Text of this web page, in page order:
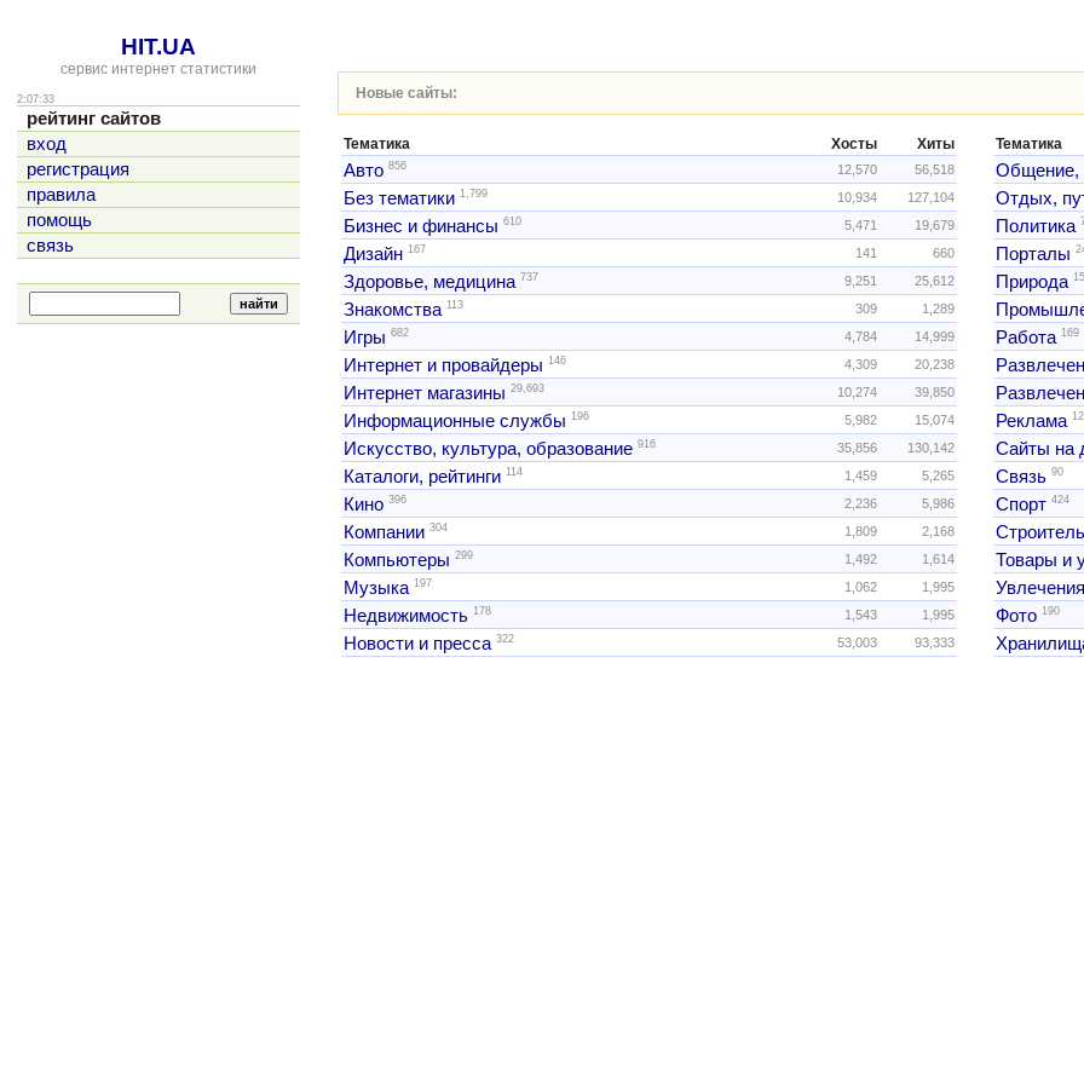
HIT.UA
сервис интернет статистики
2:07:33
рейтинг сайтов
вход
регистрация
правила
помощь
связь
Новые сайты:
Тематика Хосты Хиты
Авто 856 12,570 56,518
Без тематики 1,799 10,934 127,104
Бизнес и финансы 610 5,471 19,679
Дизайн 167 141 660
Здоровье, медицина 737 9,251 25,612
Знакомства 113 309 1,289
Игры 682 4,784 14,999
Интернет и провайдеры 146 4,309 20,238
Интернет магазины 29,693 10,274 39,850
Информационные службы 196 5,982 15,074
Искусство, культура, образование 916 35,856 130,142
Каталоги, рейтинги 114 1,459 5,265
Кино 396 2,236 5,986
Компании 304 1,809 2,168
Компьютеры 299 1,492 1,614
Музыка 197 1,062 1,995
Недвижимость 178 1,543 1,995
Новости и пресса 322 53,003 93,333
Тематика
Общение,
Отдых,
Политика
Порталы
Природа
Работа 169
Реклама
Сайты на
Связь 90
Спорт 424
Товары и
Фото 190